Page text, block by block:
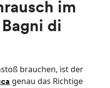
im
di
brauchen, ist der
genau das Richtige